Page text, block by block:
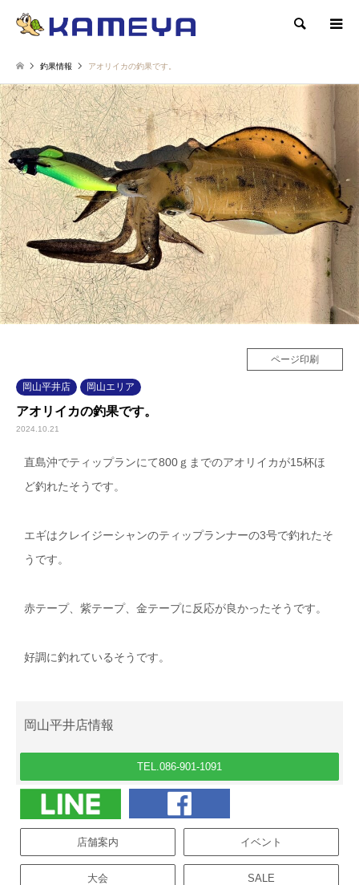
検索
釣果情報 アオリイカの釣果です。
ページ印刷
岡山平井店 岡山エリア
アオリイカの釣果です。
2024.10.21
直島沖でティップランにて800ｇまでのアオリイカが15杯ほ
ど釣れたそうです。
エギはクレイジーシャンのティップランナーの3号で釣れたそ
うです。
赤テープ、紫テープ、金テープに反応が良かったそうです。
好調に釣れているそうです。
岡山平井店情報
TEL.086-901-1091
店舗案内 イベント
大会 SALE